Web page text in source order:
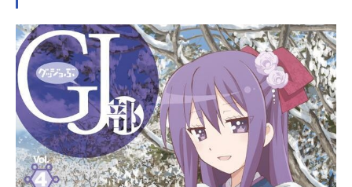
企画：菅原そうた演出・脚本・構
成：石舘光太郎公開開始年＆季節201
1秋アニメ(C)gdgd妖精sTVアニメ『g
dgd妖精s』公式サイト『gdgd妖精
s』公式Twitter動画配信情報【PR】
※本ページは動画配信サービスのプ
ロモーションが含まれています。※
詳細や最新の配信情報は配信サービ
ス公式サイトをご確認ください。DM
MTV月額550円（税込）で新作アニ